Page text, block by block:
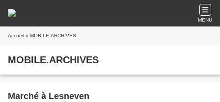
MENU
Accueil » MOBILE.ARCHIVES
MOBILE.ARCHIVES
Marché à Lesneven